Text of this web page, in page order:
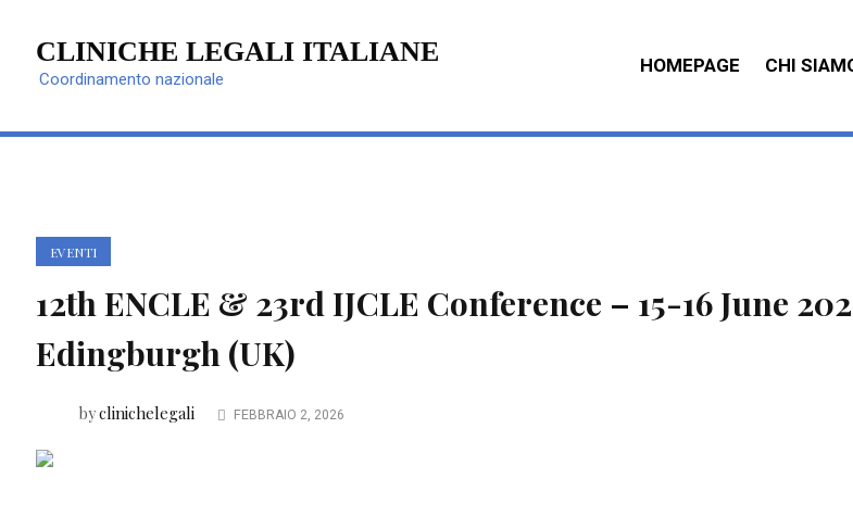
CLINICHE LEGALI ITALIANE
Coordinamento nazionale
HOMEPAGE CHI
EVENTI
12th ENCLE & 23rd IJCLE Conference – 15-16 June
Edingburgh (UK)
byclinichelegali FEBBRAIO 2, 2026